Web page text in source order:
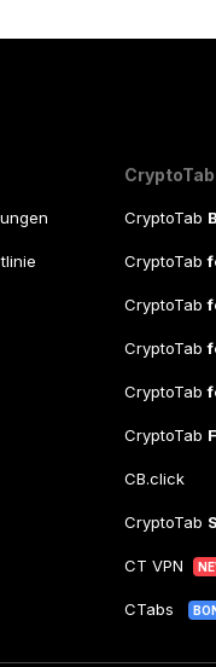
CryptoTab
CryptoTab
CryptoTab
CryptoTab
CryptoTab
CryptoTab
CB.click
CryptoTab
CT VPN
CTabs